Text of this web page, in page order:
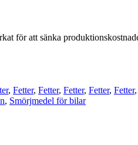
för att sänka
, Fetter, Fetter, Fetter, Fetter, Fetter,
, Smörjmedel för bilar